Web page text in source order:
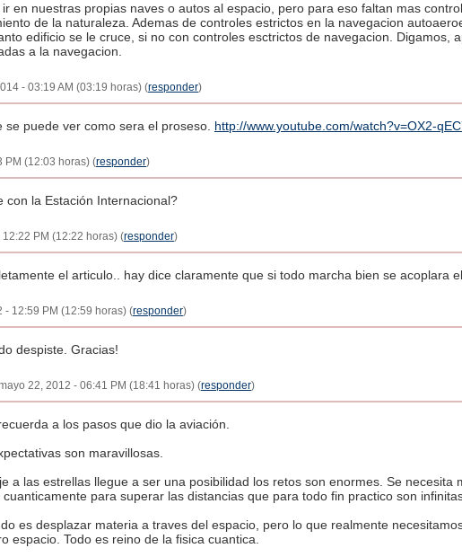
en nuestras propias naves o autos al espacio, pero para eso faltan mas
de la naturaleza. Ademas de controles estrictos en la navegacion
edificio se le cruce, si no con controles esctrictos de navegacion. Digamos,
a la navegacion.
- 03:19 AM (03:19 horas) (responder)
puede ver como sera el proseso. http://www.youtube.com/watch?v=OX2-
PM (12:03 horas) (responder)
con la Estación Internacional?
PM (12:22 horas) (responder)
el articulo.. hay dice claramente que si todo marcha bien se acoplara
- 12:59 PM (12:59 horas) (responder)
despiste. Gracias!
22, 2012 - 06:41 PM (18:41 horas) (responder)
a los pasos que dio la aviación.
son maravillosas.
a las estrellas llegue a ser una posibilidad los retos son enormes. Se necesita
para superar las distancias que para todo fin practico son
es desplazar materia a traves del espacio, pero lo que realmente
espacio. Todo es reino de la fisica cuantica.